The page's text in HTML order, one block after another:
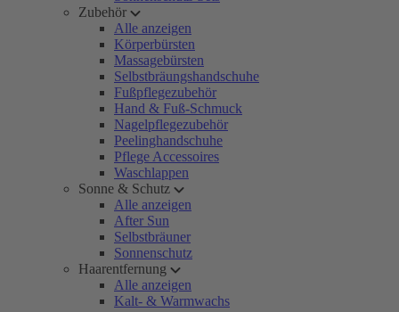
Zubehör
Alle anzeigen
Körperbürsten
Massagebürsten
Selbstbräungshandschuhe
Fußpflegezubehör
Hand & Fuß-Schmuck
Nagelpflegezubehör
Peelinghandschuhe
Pflege Accessoires
Waschlappen
Sonne & Schutz
Alle anzeigen
After Sun
Selbstbräuner
Sonnenschutz
Haarentfernung
Alle anzeigen
Kalt- & Warmwachs